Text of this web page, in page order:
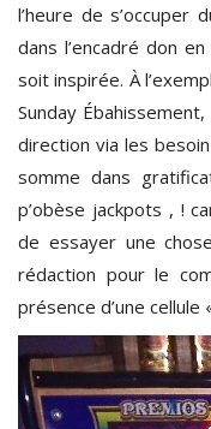
l’heure de s’occuper
dans l’encadré don
soit inspirée. À
Sunday
direction via les
somme dans
p’obèse jackpots , !
de essayer une
rédaction pour le
présence d’une cellule